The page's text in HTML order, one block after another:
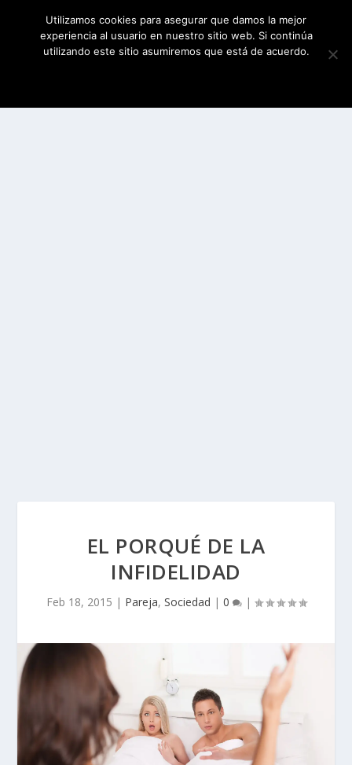
EL PORQUÉ DE LA
INFIDELIDAD
Feb 18, 2015 | Pareja, Sociedad | 0 |
Utilizamos cookies para asegurar que damos la mejor
experiencia al usuario en nuestro sitio web. Si continúa
utilizando este sitio asumiremos que está de acuerdo.